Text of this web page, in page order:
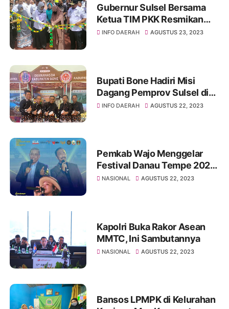
Gubernur Sulsel Bersama
Ketua TIM PKK Resmikan
Jalan Kalenrung Dalam
INFO DAERAH AGUSTUS 23, 2023
Bupati Bone Hadiri Misi
Dagang Pemprov Sulsel di
Kalimantan Timur
INFO DAERAH AGUSTUS 22, 2023
Pemkab Wajo Menggelar
Festival Danau Tempe 2023,
Diramaikan Artis Ibukota
NASIONAL AGUSTUS 22, 2023
Kapolri Buka Rakor Asean
MMTC, Ini Sambutannya
NASIONAL AGUSTUS 22, 2023
Bansos LPMPK di Kelurahan